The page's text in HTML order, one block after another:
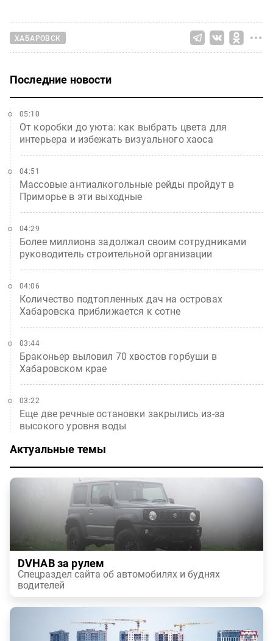
ХАБАРОВСК
Последние новости
От коробки до уюта: как выбрать цвета для
интерьера и избежать визуального хаоса
05:10
Массовые антиалкогольные рейды пройдут в
Приморье в эти выходные
04:51
Более миллиона задолжал своим сотрудниками
руководитель строительной организации
04:29
Количество подтопленных дач на островах
Хабаровска приближается к сотне
04:06
Браконьер выловил 70 хвостов горбуши в
Хабаровском крае
03:44
Еще две речные остановки закрылись из-за
высокого уровня воды
03:22
Актуальные темы
DVHAB за рулем
Спецраздел сайта об автомобилях и буднях
водителей